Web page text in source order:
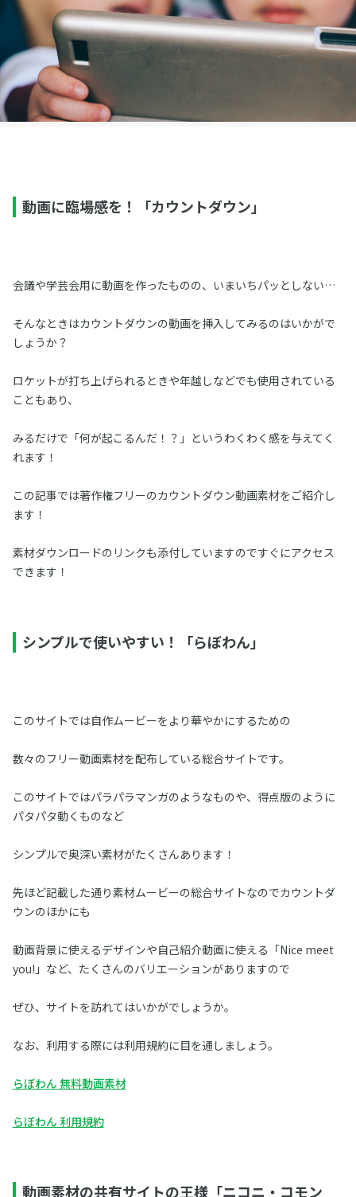
動画に臨場感を！「カウントダウン」
会議や学芸会用に動画を作ったものの、いまいちパッとしない…
そんなときはカウントダウンの動画を挿入してみるのはいかがで
しょうか？
ロケットが打ち上げられるときや年越しなどでも使用されている
こともあり、
みるだけで「何が起こるんだ！？」というわくわく感を与えてく
れます！
この記事では著作権フリーのカウントダウン動画素材をご紹介し
ます！
素材ダウンロードのリンクも添付していますのですぐにアクセス
できます！
シンプルで使いやすい！「らぼわん」
このサイトでは自作ムービーをより華やかにするための
数々のフリー動画素材を配布している総合サイトです。
このサイトではパラパラマンガのようなものや、得点版のように
パタパタ動くものなど
シンプルで奥深い素材がたくさんあります！
先ほど記載した通り素材ムービーの総合サイトなのでカウントダ
ウンのほかにも
動画背景に使えるデザインや自己紹介動画に使える「Nice meet
you!」など、たくさんのバリエーションがありますので
ぜひ、サイトを訪れてはいかがでしょうか。
なお、利用する際には利用規約に目を通しましょう。
らぼわん 無料動画素材
らぼわん 利用規約
動画素材の共有サイトの王様「ニコニ・コモン